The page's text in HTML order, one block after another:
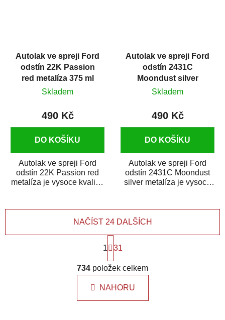
Autolak ve spreji Ford
odstín 22K Passion
red metalíza 375 ml
Skladem
490 Kč
DO KOŠÍKU
Autolak ve spreji Ford
odstín 22K Passion red
metalíza je vysoce kvalitní
Autolak ve spreji Ford
odstín 2431C
Moondust silver
metalíza 375 ml
Skladem
490 Kč
DO KOŠÍKU
Autolak ve spreji Ford
odstín 2431C Moondust
silver metalíza je vysoce
O
v
l
á
d
NAČÍST 24 DALŠÍCH
t
r
á
n
k
1 31
734 položek celkem
NAHORU